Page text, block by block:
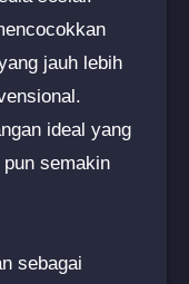
jauh lebih
ideal yang
semakin
sebagai